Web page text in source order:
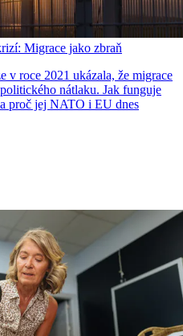
Migrace jako zbraň
v roce 2021 ukázala, že migrace
nátlaku. Jak funguje
proč jej NATO i EU dnes